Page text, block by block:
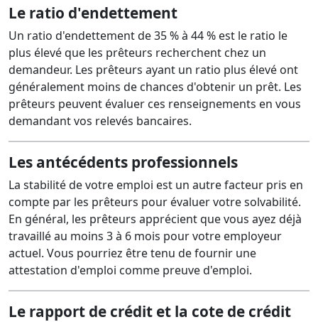
Le ratio d'endettement
Un ratio d'endettement de 35 % à 44 % est le ratio le
plus élevé que les prêteurs recherchent chez un
demandeur. Les prêteurs ayant un ratio plus élevé ont
généralement moins de chances d'obtenir un prêt. Les
prêteurs peuvent évaluer ces renseignements en vous
demandant vos relevés bancaires.
Les antécédents professionnels
La stabilité de votre emploi est un autre facteur pris en
compte par les prêteurs pour évaluer votre solvabilité.
En général, les prêteurs apprécient que vous ayez déjà
travaillé au moins 3 à 6 mois pour votre employeur
actuel. Vous pourriez être tenu de fournir une
attestation d'emploi comme preuve d'emploi.
Le rapport de crédit et la cote de crédit